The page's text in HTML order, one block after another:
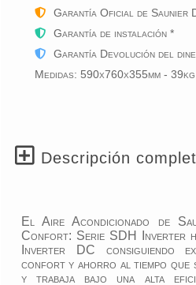
Garantía Oficial de Saunier
Garantía de instalación *
Garantía Devolución del
Medidas: 590x760x355mm - 39kg
Descripción
El Aire Acondicionado de
Confort: Serie SDH Inverter
Inverter DC consiguiendo
confort y ahorro al tiempo que
y trabaja bajo una alta